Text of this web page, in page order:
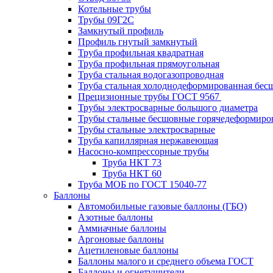
Котельные трубы
Трубы 09Г2С
Замкнутый профиль
Профиль гнутый замкнутый
Труба профильная квадратная
Труба профильная прямоугольная
Труба стальная водогазопроводная
Труба стальная холоднодеформированная
Прецизионные трубы ГОСТ 9567
Трубы электросварные большого диаметра
Трубы стальные бесшовные
Трубы стальные электросварные
Труба капиллярная нержавеющая
Насосно-компрессорные трубы
Труба НКТ 73
Труба НКТ 60
Труба МОБ по ГОСТ 15040-77
Баллоны
Автомобильные газовые баллоны (ГБО)
Азотные баллоны
Аммиачные баллоны
Аргоновые баллоны
Ацетиленовые баллоны
Баллоны малого и среднего объема ГОСТ